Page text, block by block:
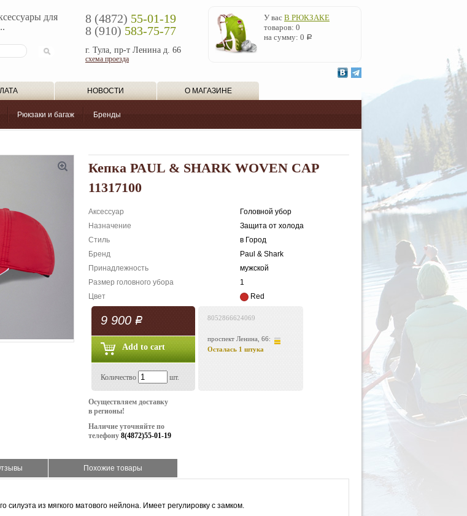
для
8 (4872) 55-01-19
8 (910) 583-75-77
г. Тула, пр-т Ленина д. 66
схема проезда
У вас В РЮКЗАКЕ
товаров: 0
на сумму: 0 Р
НОВОСТИ О МАГАЗИНЕ
Рюкзаки и багаж Бренды
Кепка PAUL & SHARK WOVEN CAP
11317100
Аксессуар
Головной убор
Назначение
Защита от холода
Стиль
в Город
Бренд
Paul & Shark
Принадлежность
мужской
Размер головного убора
1
Цвет
Red
9 900 Р 8052866624069
проспект Ленина, 66:
Осталась 1 штука
Количество шт.
Осуществляем доставку
в регионы!
Наличие уточняйте по
телефону 8(4872)55-01-19
Похожие товары
силуэта из мягкого матового нейлона. Имеет регулировку с замком.